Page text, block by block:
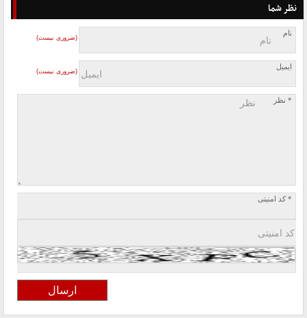
نظر شما
نام
(ضروری نیست)
ایمیل
(ضروری نیست)
* نظر
* کد امنیتی